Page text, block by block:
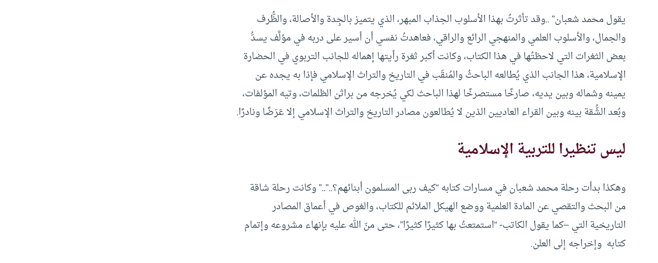
يقول محمد شعبان” ..وقد تأثرتُ بهذا الأسلوب الجذاب المبهر، الذي يتميز بالجِدة والأصالة، والظُّرف
والجمال، والأسلوب العلمي والمنهجي الرائع والراقي، فعاهدتُ نفسي أن أسير على دربه في مؤلَّف يسدُّ
بعض الثغرات التي لاحظتُها في هذا الكتاب، وكانت أكبر ثغرة رأيتها إهماله للجانب التربوي في الحضارة
الإسلامية، هذا الجانب الذي يُطالعه الباحثُ والمُنقّب في التاريخ والتراث الإسلامي فإذا به يجده عن
يمينه وشماله وبين يديه، صارخًا مستصرخًا لهذا الباحث لكي يُخرجه من براثن الظلمات، وتيه المؤلفات،
وبُعد الشُّقة بينه وبين القراء العاديين الذين لا يُطالعون مصادر التاريخ والتراث الإسلامي إلا عَرَضًا ونادرًا.
ليس تنظيرا للتربية الإسلامية
وهكذا بدأت رحلة محمد شعبان في مسارات كتابه “كيف ربى المسلمون أبنائهم؟..”..” وكانت رحلة شاقة
من البحث والتقصي عن المادة العلمية ووضع الهيكل الملائم للكتاب، والغوص في أعماق المصادر
التاريخية التي –كما يقول الكاتب- “استمتعتُ بها كثيرًا كثيرًا”، حتى منّ الله عليه بإنهاء مشروعه وإتمام
كتابه وإخراجه إلى العلن.